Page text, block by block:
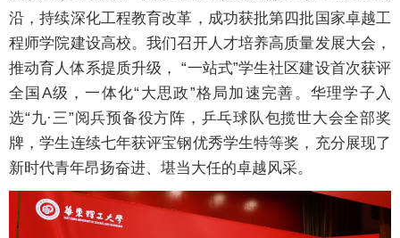
沿，持续深化工程教育改革，成功获批第四批国家卓越工
程师学院建设高校。我们召开人才培养高质量发展大会，
推动育人体系提质升级， “一站式”学生社区建设首次获评
全国A级，一体化“大思政”格局加速完善。华理学子入
选“九·三”阅兵预备役方阵，乒乓球队包揽世大会全部奖
牌，学生连续七年获评宝钢优秀学生特等奖，充分展现了
新时代青年昂扬奋进、堪当大任的卓越风采。